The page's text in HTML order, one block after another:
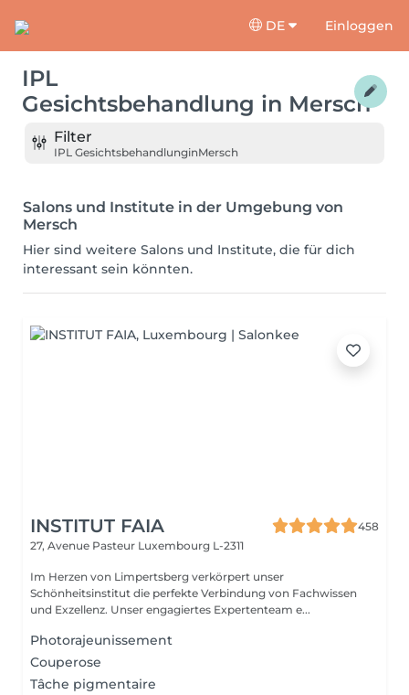
DE Einloggen
IPL
Gesichtsbehandlung in Mersch
Filter
IPL GesichtsbehandlunginMersch
Salons und Institute in der Umgebung von
Mersch
Hier sind weitere Salons und Institute, die für dich
interessant sein könnten.
INSTITUT FAIA
458
27, Avenue Pasteur Luxembourg L-2311
Im Herzen von Limpertsberg verkörpert unser
Schönheitsinstitut die perfekte Verbindung von Fachwissen
und Exzellenz. Unser engagiertes Expertenteam e...
Photorajeunissement
Couperose
Tâche pigmentaire